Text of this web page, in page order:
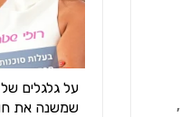
על גלגלים
שמשנה את